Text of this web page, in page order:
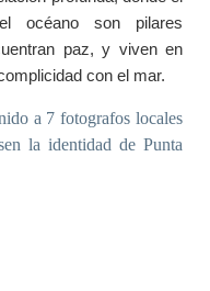
océano son pilares
paz, y viven en
con el mar.
a 7 fotografos locales
la identidad de Punta